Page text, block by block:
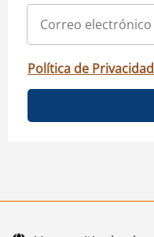
Política de Privacidad